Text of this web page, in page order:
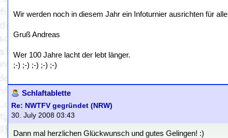
Wir werden noch in diesem Jahr ein Infoturnier ausrichten für
Gruß Andreas
Wer 100 Jahre lacht der lebt länger.
;-) ;-) ;-) ;-) ;-)
Schlaftablette
Re: NWTFV gegründet (NRW)
30. July 2008 03:43
Dann mal herzlichen Glückwunsch und gutes Gelingen! :)